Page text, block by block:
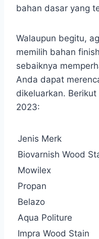
bahan dasar yang
Walaupun begitu,
memilih bahan
sebaiknya
Anda dapat
dikeluarkan.
2023:
Jenis Merk
Biovarnish Wood
Mowilex
Propan
Belazo
Aqua Politure
Impra Wood Stain